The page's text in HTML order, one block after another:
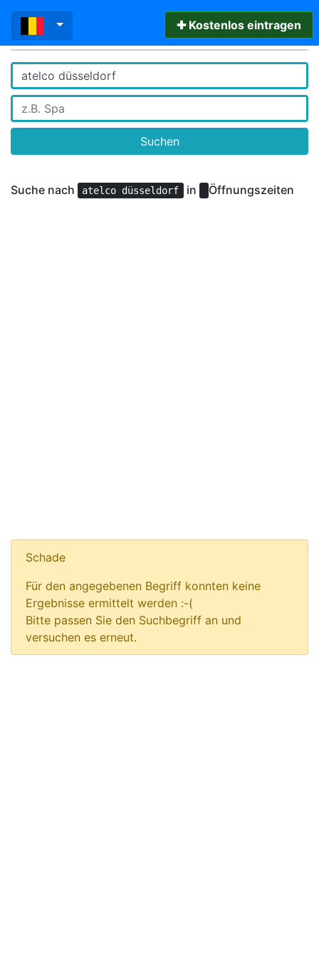
✚ Kostenlos eintragen
Suchen
Suche nach atelco düsseldorf in Öffnungszeiten
Schade
Für den angegebenen Begriff konnten keine
Ergebnisse ermittelt werden :-(
Bitte passen Sie den Suchbegriff an und
versuchen es erneut.